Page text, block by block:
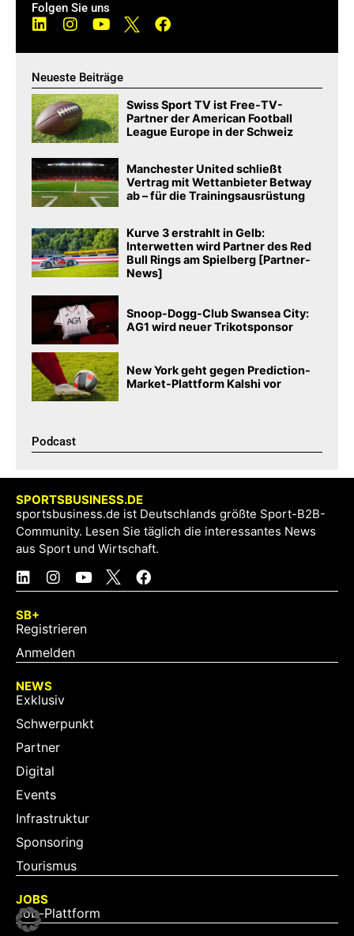
Folgen Sie uns
Neueste Beiträge
Swiss Sport TV ist Free-TV-
Partner der American Football
League Europe in der Schweiz
Manchester United schließt
Vertrag mit Wettanbieter Betway
ab – für die Trainingsausrüstung
Kurve 3 erstrahlt in Gelb:
Interwetten wird Partner des Red
Bull Rings am Spielberg [Partner-
News]
Snoop-Dogg-Club Swansea City:
AG1 wird neuer Trikotsponsor
New York geht gegen Prediction-
Market-Plattform Kalshi vor
Podcast​
SPORTSBUSINESS.DE
sportsbusiness.de ist Deutschlands größte Sport-B2B-
Community. Lesen Sie täglich die interessantes News
aus Sport und Wirtschaft.
SB+
Registrieren
Anmelden
NEWS
Exklusiv
Schwerpunkt
Partner
Digital
Events
Infrastruktur
Sponsoring
Tourismus
JOBS
Job-Plattform